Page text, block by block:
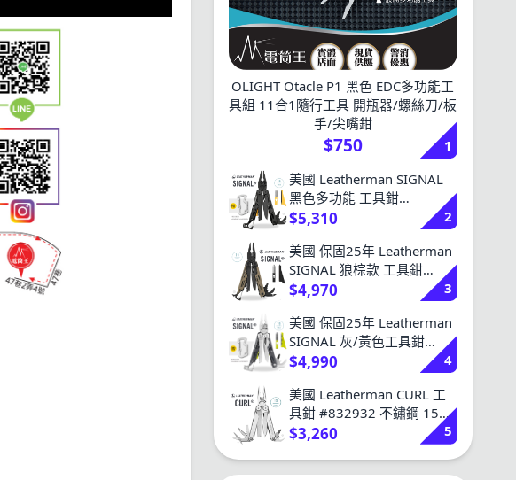
OLIGHT Otacle P1 黑色 EDC多功能工
具組 11合1隨行工具 開瓶器/螺絲刀/板
手/尖嘴鉗
$750
1
美國 Leatherman SIGNAL
黑色多功能 工具鉗
#832586 打火棒 安全哨 磨
$5,310
2
美國 保固25年 Leatherman
SIGNAL 狼棕款 工具鉗
#832404 打火棒 安全哨 尖
$4,970
3
美國 保固25年 Leatherman
SIGNAL 灰/黃色工具鉗
#832737 打火棒 安全哨 尖
$4,990
4
美國 Leatherman CURL 工
具鉗 #832932 不鏽鋼 15種
工具 保固25年 台灣公司貨
$3,260 5